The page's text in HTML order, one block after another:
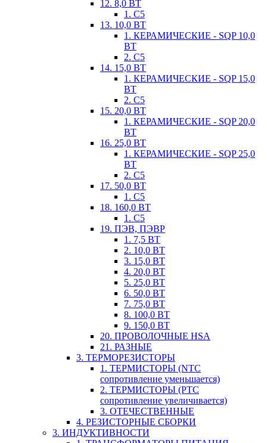
12. 8,0 ВТ
1. С5
13. 10,0 ВТ
1. КЕРАМИЧЕСКИЕ - SQP 10,0
ВТ
2. С5
14. 15,0 ВТ
1. КЕРАМИЧЕСКИЕ - SQP 15,0
ВТ
2. С5
15. 20,0 ВТ
1. КЕРАМИЧЕСКИЕ - SQP 20,0
ВТ
16. 25,0 ВТ
1. КЕРАМИЧЕСКИЕ - SQP 25,0
ВТ
2. С5
17. 50,0 ВТ
1. С5
18. 160,0 ВТ
1. С5
19. ПЭВ, ПЭВР
1. 7,5 ВТ
2. 10,0 ВТ
3. 15,0 ВТ
4. 20,0 ВТ
5. 25,0 ВТ
6. 50,0 ВТ
7. 75,0 ВТ
8. 100,0 ВТ
9. 150,0 ВТ
20. ПРОВОЛОЧНЫЕ HSA
21. РАЗНЫЕ
3. ТЕРМОРЕЗИСТОРЫ
1. ТЕРМИСТОРЫ (NTC
сопротивление уменьшается)
2. ТЕРМИСТОРЫ (PTC
сопротивление увеличивается)
3. ОТЕЧЕСТВЕННЫЕ
4. РЕЗИСТОРНЫЕ СБОРКИ
3. ИНДУКТИВНОСТИ